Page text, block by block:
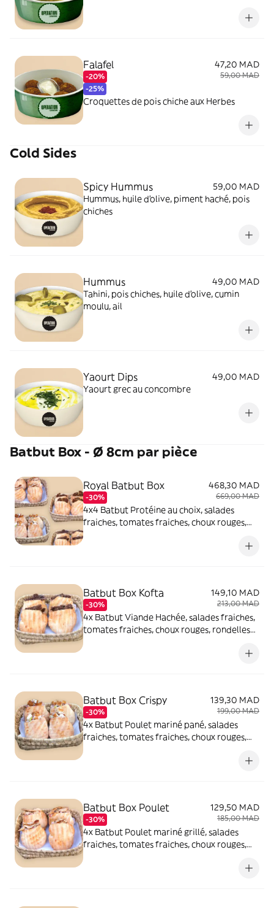
Falafel
-20%
-25%
47,20 MAD
59,00 MAD
Croquettes de pois chiche aux Herbes
Cold Sides
Spicy Hummus
59,00 MAD
Hummus, huile d'olive, piment haché, pois
chiches
Hummus
49,00 MAD
Tahini, pois chiches, huile d'olive, cumin
moulu, ail
Yaourt Dips
49,00 MAD
Yaourt grec au concombre
Batbut Box - Ø 8cm par pièce
Royal Batbut Box
-30%
468,30 MAD
669,00 MAD
4x4 Batbut Protéine au choix, salades
fraiches, tomates fraiches, choux rouges,
Batbut Box Kofta
-30%
149,10 MAD
213,00 MAD
4x Batbut Viande Hachée, salades fraiches,
tomates fraiches, choux rouges, rondelles
Batbut Box Crispy
-30%
139,30 MAD
199,00 MAD
4x Batbut Poulet mariné pané, salades
fraiches, tomates fraiches, choux rouges,
Batbut Box Poulet
-30%
129,50 MAD
185,00 MAD
4x Batbut Poulet mariné grillé, salades
fraiches, tomates fraiches, choux rouges,